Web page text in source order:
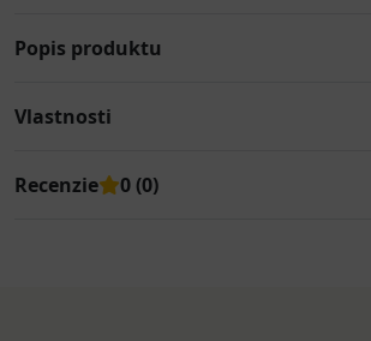
Popis produktu
Vlastnosti
Recenzie 0 (0)